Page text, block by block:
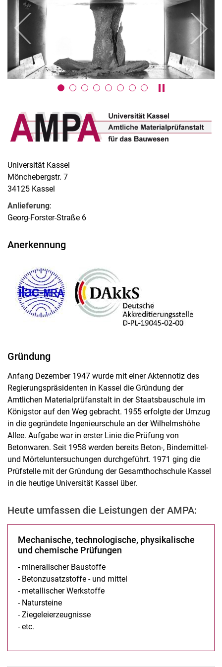
Karussell
zurück weiter
Universität Kassel
Mönchebergstr. 7
34125 Kassel
Anlieferung:
Georg-Forster-Straße 6
Anerkennung
Gründung
Anfang Dezember 1947 wurde mit einer Aktennotiz des
Regierungspräsidenten in Kassel die Gründung der
Amtlichen Materialprüfanstalt in der Staatsbauschule im
Königstor auf den Weg gebracht. 1955 erfolgte der Umzug
in die gegründete Ingenieurschule an der Wilhelmshöhe
Allee. Aufgabe war in erster Linie die Prüfung von
Betonwaren. Seit 1958 werden bereits Beton-, Bindemittel-
und Mörteluntersuchungen durchgeführt. 1971 ging die
Prüfstelle mit der Gründung der Gesamthochschule Kassel
in die heutige Universität Kassel über.
Heute umfassen die Leistungen der AMPA:
Mechanische, technologische, physikalische
und chemische Prüfungen
- mineralischer Baustoffe
- Betonzusatzstoffe - und mittel
- metallischer Werkstoffe
- Natursteine
- Ziegeleierzeugnisse
- etc.